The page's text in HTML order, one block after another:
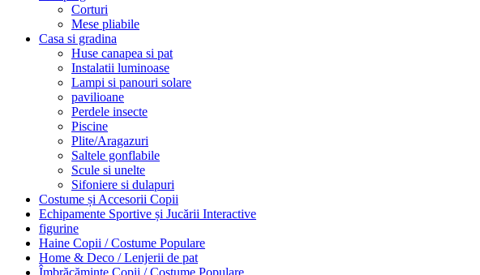
Corturi
Mese pliabile
Casa si gradina
Huse canapea si pat
Instalatii luminoase
Lampi si panouri solare
pavilioane
Perdele insecte
Piscine
Plite/Aragazuri
Saltele gonflabile
Scule si unelte
Sifoniere si dulapuri
Costume și Accesorii Copii
Echipamente Sportive și Jucării Interactive
figurine
Haine Copii / Costume Populare
Home & Deco / Lenjerii de pat
Îmbrăcăminte Copii / Costume Populare